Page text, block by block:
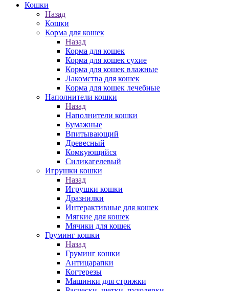
Кошки
Назад
Кошки
Корма для кошек
Назад
Корма для кошек
Корма для кошек сухие
Корма для кошек влажные
Лакомства для кошек
Корма для кошек лечебные
Наполнители кошки
Назад
Наполнители кошки
Бумажные
Впитывающий
Древесный
Комкующийся
Силикагелевый
Игрушки кошки
Назад
Игрушки кошки
Дразнилки
Интерактивные для кошек
Мягкие для кошек
Мячики для кошек
Груминг кошки
Назад
Груминг кошки
Антицарапки
Когтерезы
Машинки для стрижки